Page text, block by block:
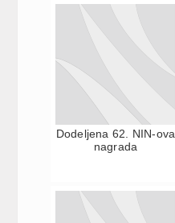
Dodeljena 62. NIN-ova
nagrada